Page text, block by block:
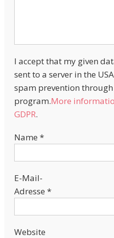
I accept that my given
sent to a server in the
spam prevention
program.More
GDPR.
Name *
E-Mail-
Adresse *
Website